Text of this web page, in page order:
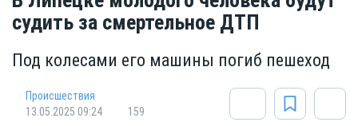
судить за смертельное ДТП
Под колесами его машины погиб пешеход
Происшествия
13.05.2025 09:24
159